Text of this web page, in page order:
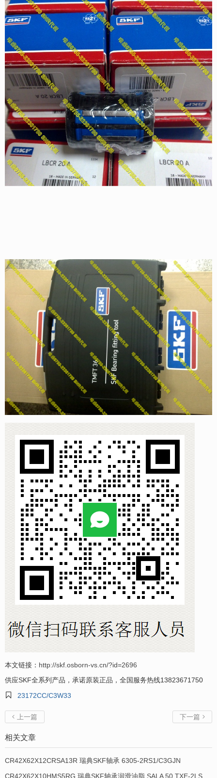
本文链接： http://skf.osborn-vs.cn/?id=2696
供应SKF全系列产品，承诺原装正品，全国服务热线13823671750

23172CC/C3W33
 上一篇 下一篇 
相关文章
CR42X62X12CRSA13R 瑞典SKF轴承 6305-2RS1/C3GJN
CR42X62X10HMS5RG 瑞典SKF轴承润滑油脂 SALA 50 TXE-2LS